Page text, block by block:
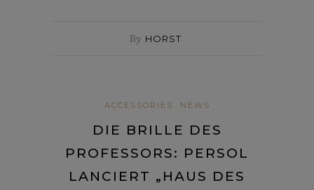
By HORST
ACCESSORIES NEWS
DIE BRILLE DES
PROFESSORS: PERSOL
LANCIERT „HAUS DES